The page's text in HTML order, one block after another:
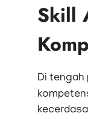
Skill
Di